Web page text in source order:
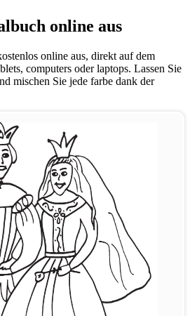
online aus
online aus, direkt auf dem
computers oder laptops. Lassen Sie
mischen Sie jede farbe dank der